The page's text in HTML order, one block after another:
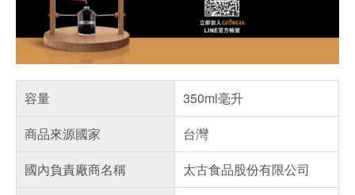
容量
350ml毫升
商品來源國家
台灣
國內負責廠商名稱
太古食品股份有限公司